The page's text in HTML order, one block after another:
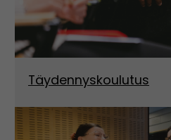
Täydennyskoulutus